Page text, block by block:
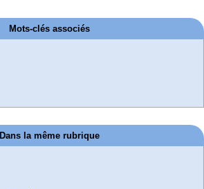
Mots-clés associés
Dans la même rubrique